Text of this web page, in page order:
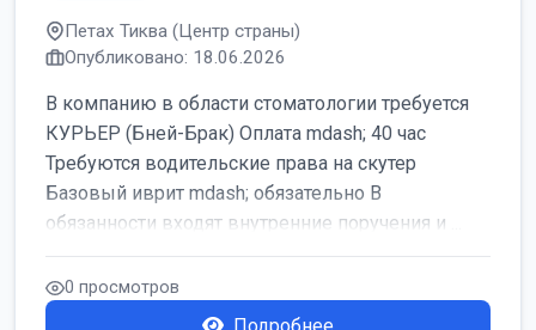
Петах Тиква (Центр страны)
Опубликовано: 18.06.2026
В компанию в области стоматологии требуется
КУРЬЕР (Бней-Брак) Оплата mdash; 40 час
Требуются водительские права на скутер
Базовый иврит mdash; обязательно В
обязанности входят внутренние поручения и ...
0 просмотров